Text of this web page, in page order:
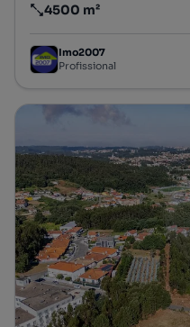
Preço por metro quadrado
4500 m²
Imo2007
Profissional